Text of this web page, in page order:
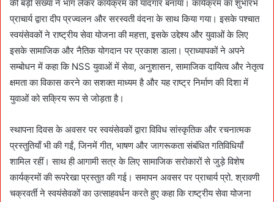
की बड़ी संख्या ने भाग लेकर कार्यक्रम को यादगार बनाया। कार्यक्रम का शुभारंभ
प्राचार्य द्वारा दीप प्रज्वलन और सरस्वती वंदना के साथ किया गया। इसके पश्चात
स्वयंसेवकों ने राष्ट्रीय सेवा योजना की महत्ता, इसके उद्देश्य और युवाओं के लिए
इसके सामाजिक और नैतिक योगदान पर प्रकाश डाला। प्राध्यापकों ने अपने
सम्बोधन में कहा कि NSS युवाओं में सेवा, अनुशासन, सामाजिक दायित्व और नेतृत्व
क्षमता का विकास करने का सशक्त माध्यम है और यह राष्ट्र निर्माण की दिशा में
युवाओं को सक्रिय रूप से जोड़ता है।
स्थापना दिवस के अवसर पर स्वयंसेवकों द्वारा विविध सांस्कृतिक और रचनात्मक
प्रस्तुतियाँ भी की गईं, जिनमें गीत, भाषण और जागरूकता संबंधित गतिविधियाँ
शामिल रहीं। साथ ही आगामी सत्र के लिए सामाजिक सरोकारों से जुड़े विशेष
कार्यक्रमों की रूपरेखा प्रस्तुत की गई। समापन अवसर पर प्राचार्य प्रो. श्रावणी
चक्रवर्ती ने स्वयंसेवकों का उत्साहवर्धन करते हुए कहा कि राष्ट्रीय सेवा योजना